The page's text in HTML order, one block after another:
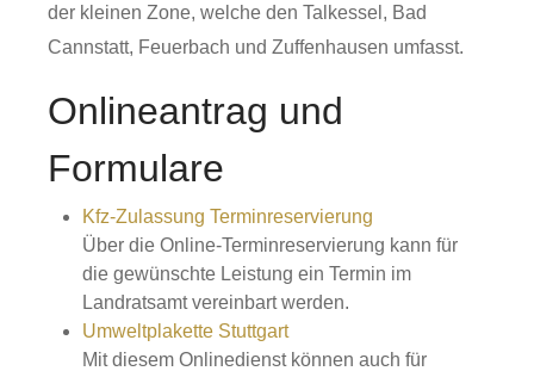
der kleinen Zone, welche den Talkessel, Bad
Cannstatt, Feuerbach und Zuffenhausen umfasst.
Onlineantrag und
Formulare
Kfz-Zulassung Terminreservierung
Über die Online-Terminreservierung kann für
die gewünschte Leistung ein Termin im
Landratsamt vereinbart werden.
Umweltplakette Stuttgart
Mit diesem Onlinedienst können auch für